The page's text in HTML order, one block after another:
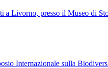
Livorno, presso il Museo di
Internazionale sulla